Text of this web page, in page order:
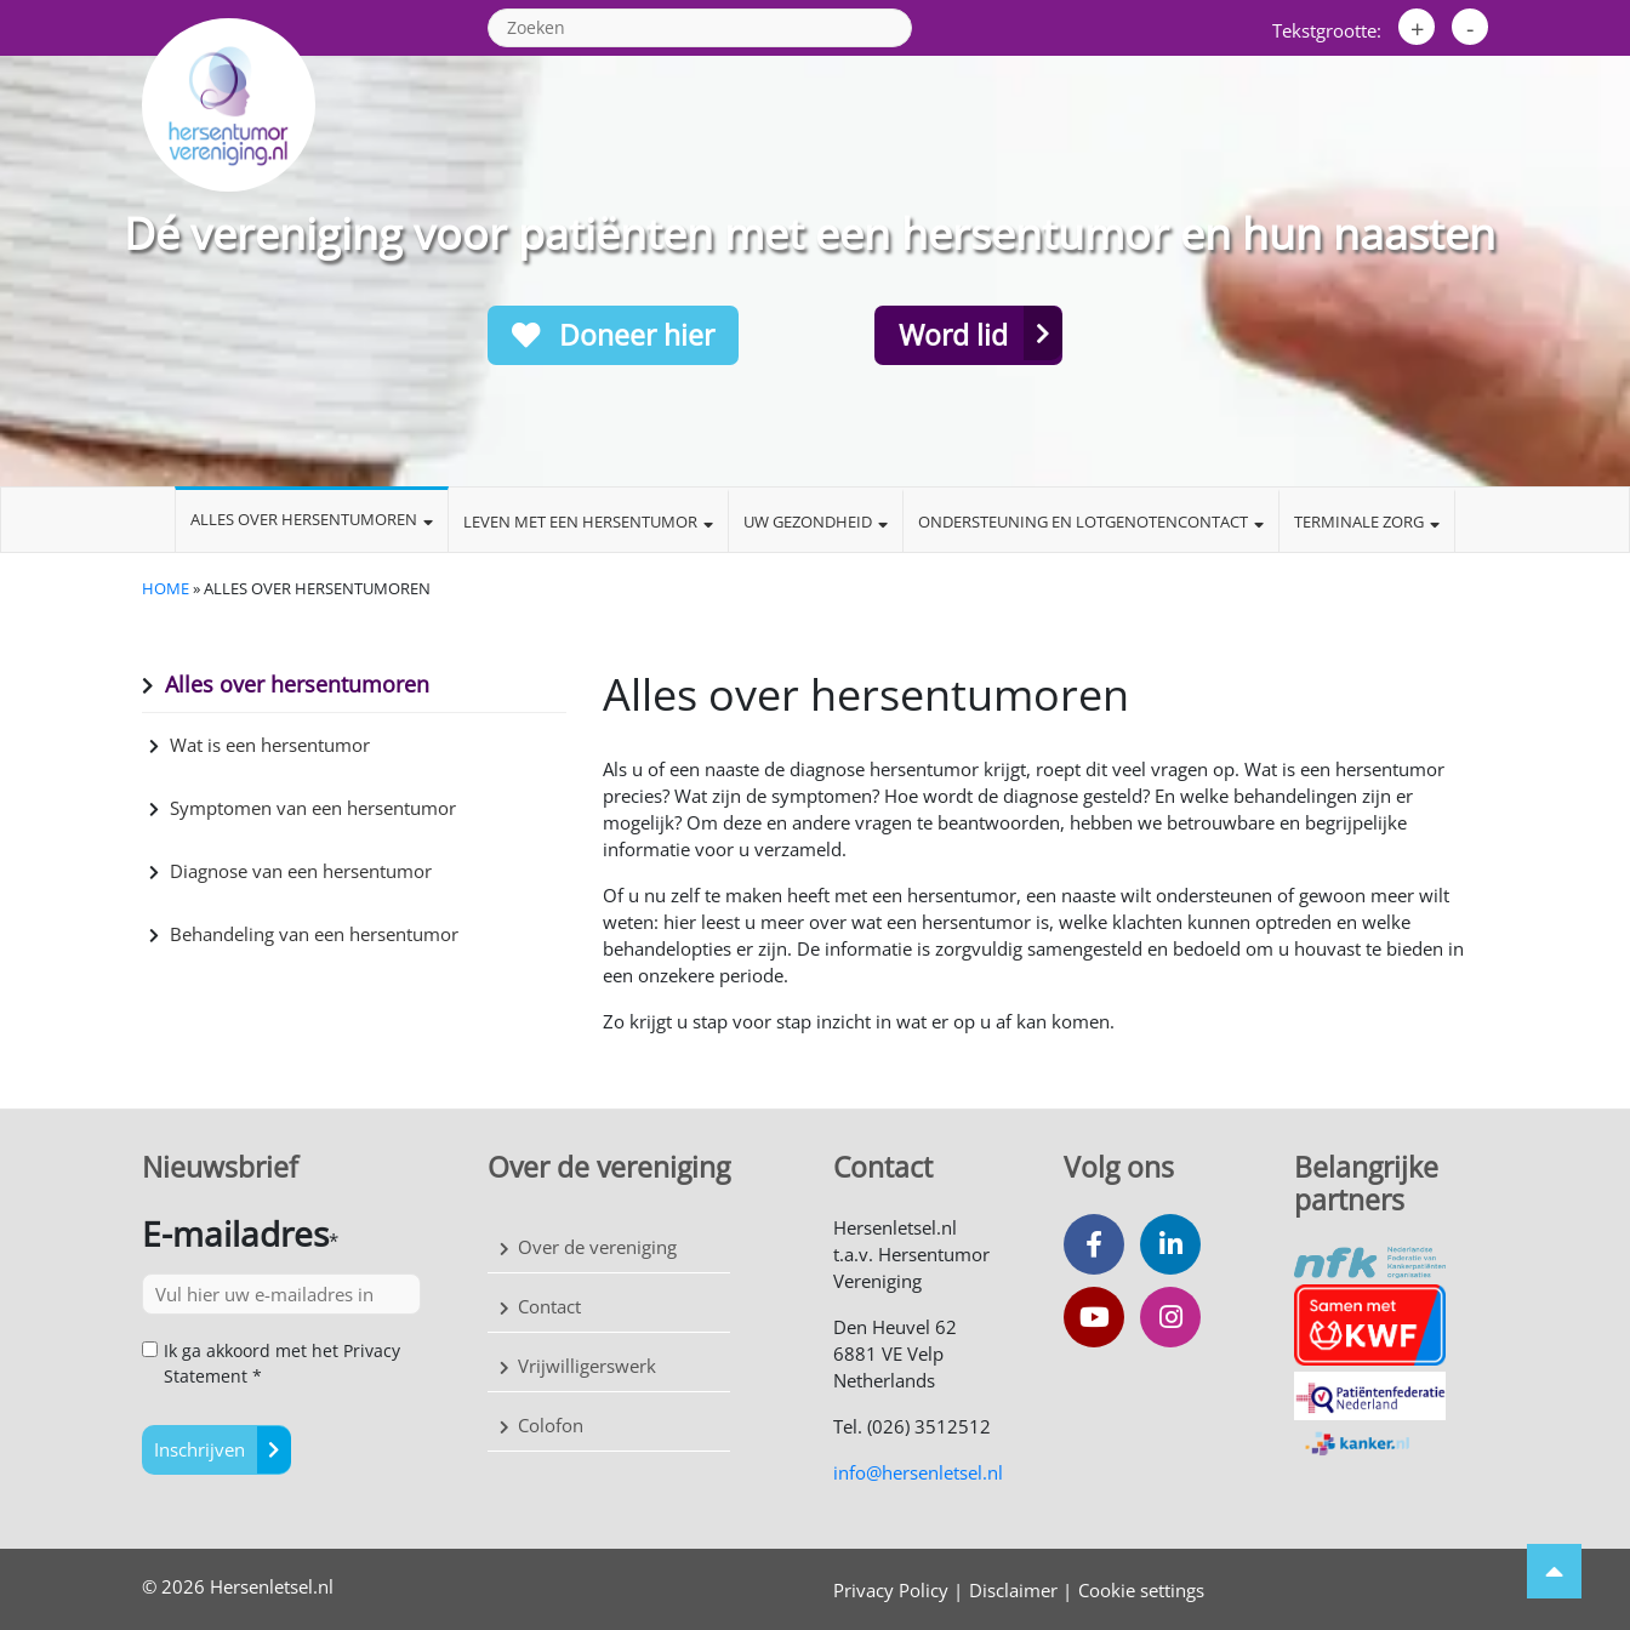
Tekstgrootte: + -
Dé vereniging voor patiënten met een hersentumor en hun naasten
Doneer hier Word lid
ALLES OVER HERSENTUMOREN LEVEN MET EEN HERSENTUMOR UW GEZONDHEID ONDERSTEUNING EN LOTGENOTENCONTACT TERMINALE ZORG
HOME» ALLES OVER HERSENTUMOREN
Alles over hersentumoren
Wat is een hersentumor
Symptomen van een hersentumor
Diagnose van een hersentumor
Behandeling van een hersentumor
Alles over hersentumoren
Als u of een naaste de diagnose hersentumor krijgt, roept dit veel vragen op. Wat is een hersentumor
precies? Wat zijn de symptomen? Hoe wordt de diagnose gesteld? En welke behandelingen zijn er
mogelijk? Om deze en andere vragen te beantwoorden, hebben we betrouwbare en begrijpelijke
informatie voor u verzameld.
Of u nu zelf te maken heeft met een hersentumor, een naaste wilt ondersteunen of gewoon meer wilt
weten: hier leest u meer over wat een hersentumor is, welke klachten kunnen optreden en welke
behandelopties er zijn. De informatie is zorgvuldig samengesteld en bedoeld om u houvast te bieden in
een onzekere periode.
Zo krijgt u stap voor stap inzicht in wat er op u af kan komen.
Nieuwsbrief
E-mailadres*
Ik ga akkoord met het Privacy
Statement *
Inschrijven
Over de vereniging
Over de vereniging
Contact
Vrijwilligerswerk
Colofon
Contact
Hersenletsel.nl
t.a.v. Hersentumor
Vereniging
Den Heuvel 62
6881 VE Velp
Netherlands
Tel. (026) 3512512
info@hersenletsel.nl
Volg ons
Belangrijke
partners
© 2026 Hersenletsel.nl Privacy Policy Disclaimer Cookie settings